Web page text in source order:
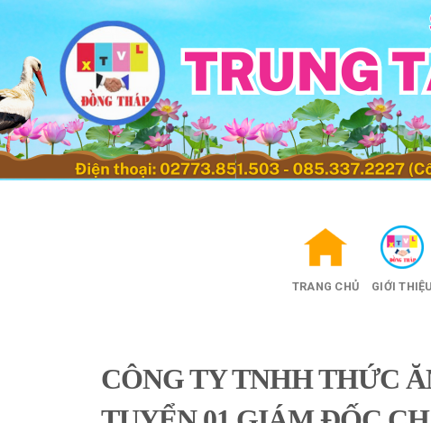
content
TRANG CHỦ GIỚI THIỆU
CÔNG TY TNHH THỨC